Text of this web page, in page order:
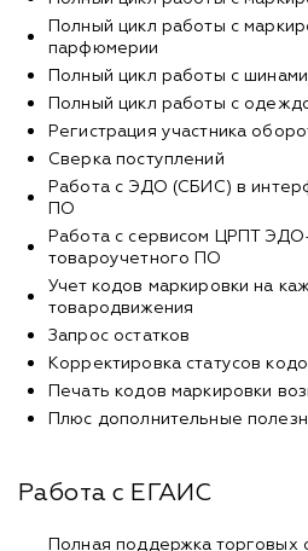
Полный цикл работы с
парфюмерии
Полный цикл работы с шинами
Полный цикл работы с
Регистрация участника
Сверка поступлений
Работа с ЭДО (СБИС) в
ПО
Работа с сервисом ЦРПТ
товароучетного ПО
Учет кодов маркировки на
товародвижения
Запрос остатков
Корректировка статусов
Печать кодов маркировки
Плюс дополнительные
Работа с ЕГАИС
Полная поддержка торговых